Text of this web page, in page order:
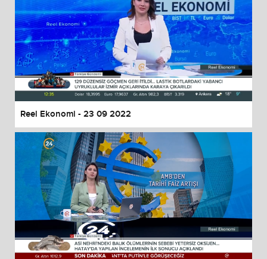
Reel Ekonomi - 23 09 2022